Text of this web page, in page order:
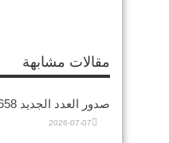
مقالات مشابهة
صدور العدد الجديد 658 من الديمقراطي
2026-07-07